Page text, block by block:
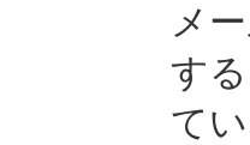
メ
す
て